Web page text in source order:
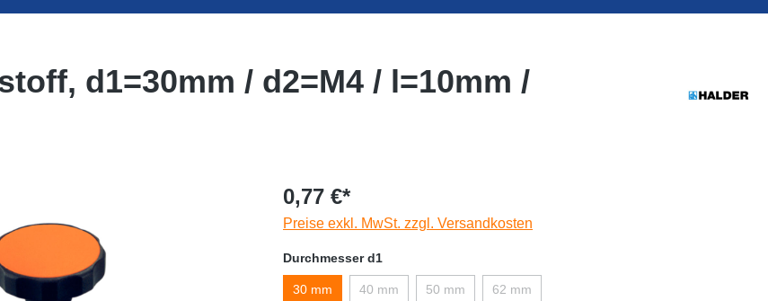
d1=30mm / d2=M4 / l=10mm /
0,77 €*
Preise exkl. MwSt. zzgl. Versandkosten
Durchmesser d1
30 mm 40 mm 50 mm 62 mm